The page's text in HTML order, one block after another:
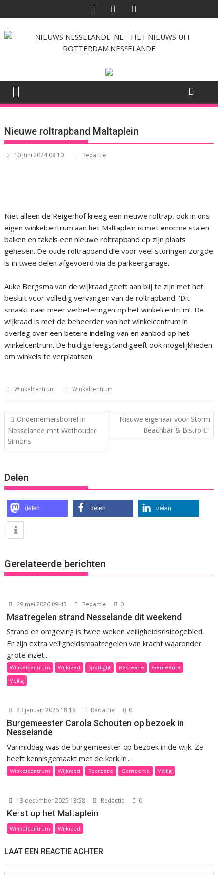
naar
de
inhoud
Nieuwe roltrapband Maltaplein
10 juni 2024 08:10 Redactie
Niet alleen de Reigerhof kreeg een nieuwe roltrap, ook in ons
eigen winkelcentrum aan het Maltaplein is met enorme stalen
balken en takels een nieuwe roltrapband op zijn plaats
gehesen. De oude roltrapband die voor veel storingen zorgde
is in twee delen afgevoerd via de parkeergarage.
Auke Bergsma van de wijkraad geeft aan blij te zijn met het
besluit voor volledig vervangen van de roltrapband. ‘Dit
smaakt naar meer verbeteringen op het winkelcentrum’. De
wijkraad is met de beheerder van het winkelcentrum in
overleg over een betere indeling van en aanbod op het
winkelcentrum. De huidige leegstand geeft ook mogelijkheden
om winkels te verplaatsen.
Winkelcentrum Winkelcentrum
Bericht
navigatie
Ondernemersborrel in
Nesselande met Wethouder
Simons
Nieuwe eigenaar voor Storm
Beachbar & Bistro
Delen
delen delen delen
Gerelateerde berichten
29 mei 2026 09:43 Redactie 0
Maatregelen strand Nesselande dit weekend
Strand en omgeving is twee weken veiligheidsrisicogebied.
Er zijn extra veiligheidsmaatregelen van kracht waaronder
grote inzet...
Winkelcentrum Wijkraad Spotlight Recreatie
Gemeente
Veilig
23 januari 2026 18:16 Redactie 0
Burgemeester Carola Schouten op bezoek in
Nesselande
Vanmiddag was de burgemeester op bezoek in de wijk. Ze
heeft kennisgemaakt met de kerk in...
Winkelcentrum Wijkraad Recreatie Gemeente Veilig
13 december 2025 13:58 Redactie 0
Kerst op het Maltaplein
Winkelcentrum Wijkraad
LAAT EEN REACTIE ACHTER